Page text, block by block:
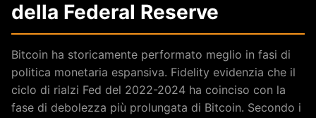
della Federal Reserve
Bitcoin ha storicamente performato meglio in fasi di
politica monetaria espansiva. Fidelity evidenzia che il
ciclo di rialzi Fed del 2022-2024 ha coinciso con la
fase di debolezza più prolungata di Bitcoin. Secondo i